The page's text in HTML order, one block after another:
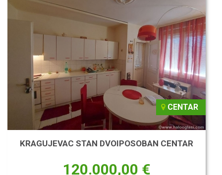
CENTAR
KRAGUJEVAC STAN DVOIPOSOBAN CENTAR
120.000,00 €